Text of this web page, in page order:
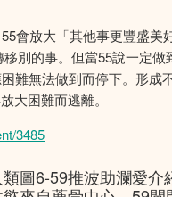
會放大「其他事更豐盛美
別的事。但當55說一定做
難無法做到而停下。形成
大困難而逃離。
3485
圖6-59推波助瀾愛介